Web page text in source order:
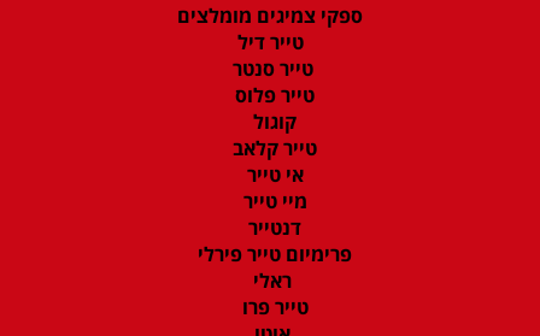
ספקי צמיגים מומלצים
טייר דיל
טייר סנטר
טייר פלוס
קוגול
טייר קלאב
אי טייר
מיי טייר
דנטייר
פרימיום טייר פירלי
ראלי
טייר פרו